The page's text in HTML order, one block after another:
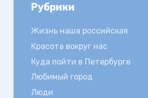
Рубрики
Жизнь наша российская
Красота вокруг нас
Куда пойти в Петербурге
Любимый город
Люди